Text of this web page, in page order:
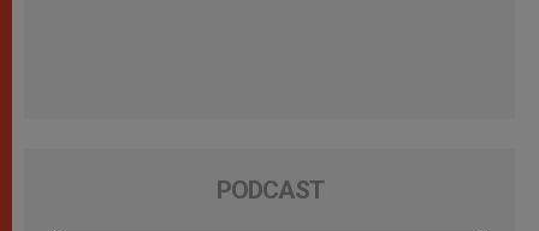
PODCAST